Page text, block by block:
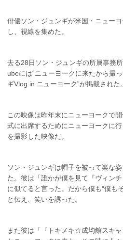
俳優ソン・ジュンギが米国・ニュー
し、視線を集めた。
去る28日ソン・ジュンギの所属事務
ubeには“ニューヨークに来たから撮
ギVlog in ニューヨーク”が掲載された。
この映像は昨年末にニューヨークで
式に出席するためにニューヨークに
を撮影した映像だ。
ソン・ジュンギは帽子を被って楽な
た。彼は「誰かが僕を見て『ヴィン
に似てると言った。だから僕も“僕も
と伝え、笑いを誘った。
また彼は「『トキメキ☆成均館スキ